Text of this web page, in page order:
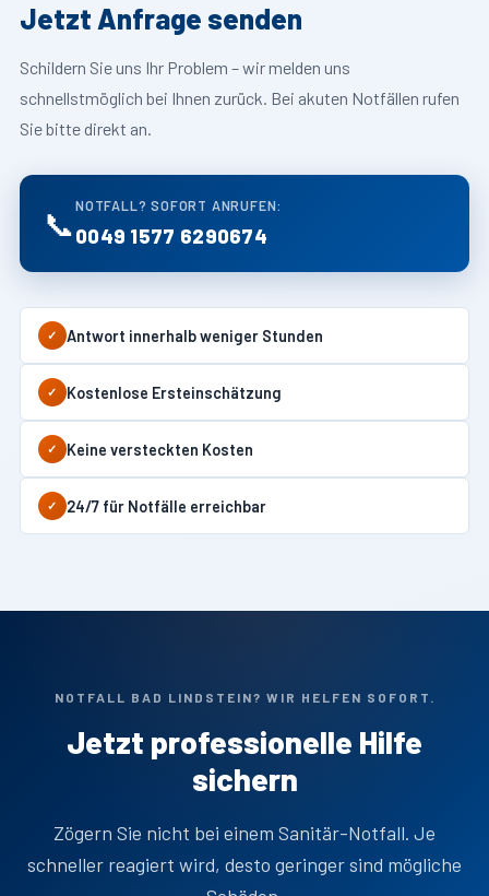
Jetzt Anfrage senden
Schildern Sie uns Ihr Problem – wir melden uns
schnellstmöglich bei Ihnen zurück. Bei akuten Notfällen rufen
Sie bitte direkt an.
📞 NOTFALL? SOFORT ANRUFEN:
0049 1577 6290674
✓ Antwort innerhalb weniger Stunden
✓ Kostenlose Ersteinschätzung
✓ Keine versteckten Kosten
✓ 24/7 für Notfälle erreichbar
NOTFALL BAD LINDSTEIN? WIR HELFEN SOFORT.
Jetzt professionelle Hilfe
sichern
Zögern Sie nicht bei einem Sanitär-Notfall. Je
schneller reagiert wird, desto geringer sind mögliche